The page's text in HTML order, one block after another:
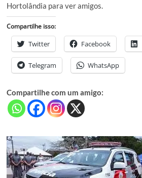
Hortolândia para ver amigos.
Compartilhe isso:
Twitter Facebook
Telegram WhatsApp
Compartilhe com um amigo: